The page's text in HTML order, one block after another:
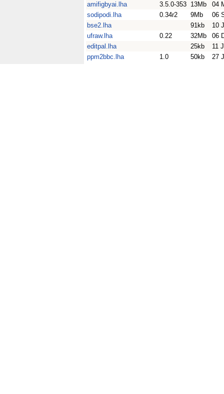
amifigbyai.lha
3.5.0-353 13Mb
04
sodipodi.lha
0.34r2 9Mb
06
bse2.lha
91kb
10
ufraw.lha
0.22 32Mb
06
editpal.lha
25kb
11
ppm2bbc.lha
1.0 50kb 27